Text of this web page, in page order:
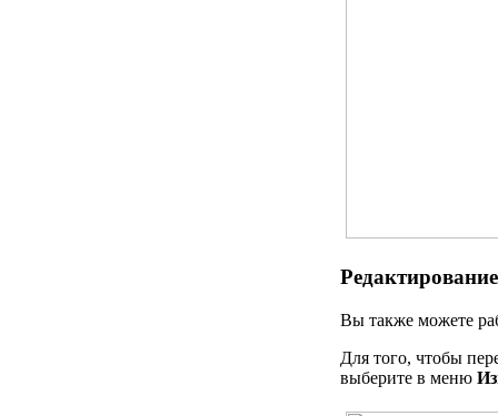
Вы также можете
Для того, чтобы
выберите в меню